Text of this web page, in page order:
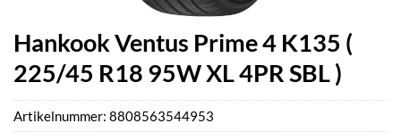
Hankook Ventus Prime 4 K135 (
225/45 R18 95W XL 4PR SBL )
Artikelnummer: 8808563544953